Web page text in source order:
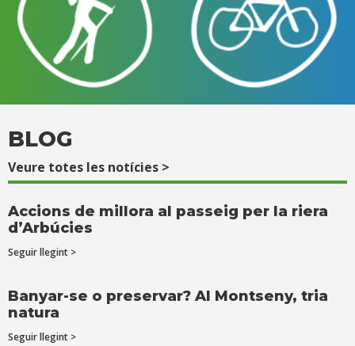
BLOG
Veure totes les notícies >
Accions de millora al passeig per la riera
d’Arbúcies
Seguir llegint >
Banyar-se o preservar? Al Montseny, tria
natura
Seguir llegint >